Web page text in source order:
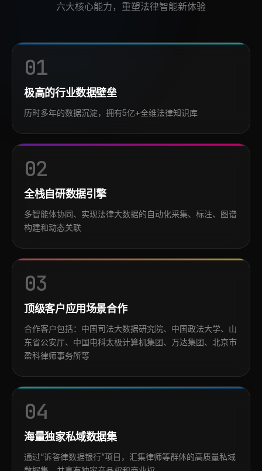
六大核心能力，重塑法律智能新体验
01
极高的行业数据壁垒
历时多年的数据沉淀，拥有5亿+全维法律知识库
02
全栈自研数据引擎
多智能体协同、实现法律大数据的自动化采集、标注、图谱
构建和动态关联
03
顶级客户应用场景合作
合作客户包括：中国司法大数据研究院、中国政法大学、山
东省公安厅、中国电科太极计算机集团、万达集团、北京市
盈科律师事务所等
04
海量独家私域数据集
通过“诉答律数据银行”项目，汇集律师等群体的高质量私域